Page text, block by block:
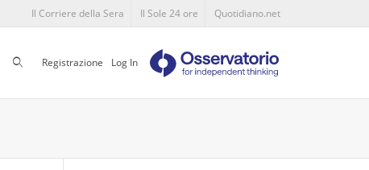
Il Corriere della Sera Il Sole 24 ore Quotidiano.net
CercaRegistrazione Log In